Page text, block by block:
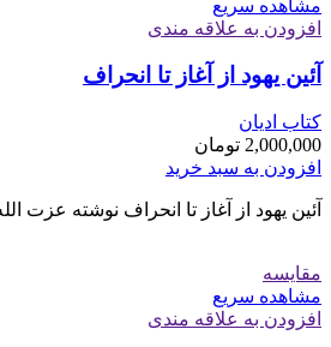
مشاهده سریع
افزودن به علاقه مندی
آئین یهود از آغاز تا انحراف
کتاب ادیان
2,000,000 تومان
افزودن به سبد خرید
آئین یهود از آغاز تا انحراف نوشته عزت
مقایسه
مشاهده سریع
افزودن به علاقه مندی